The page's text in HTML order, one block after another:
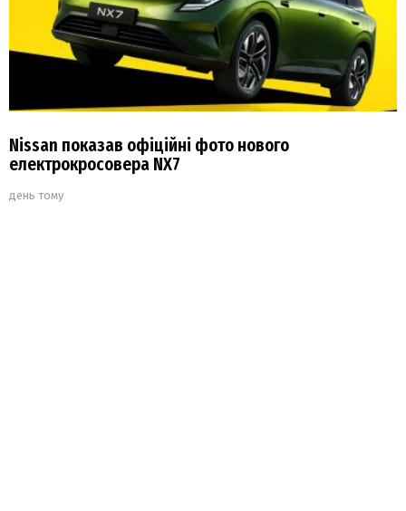
Nissan показав офіційні фото нового
електрокросовера NX7
день тому